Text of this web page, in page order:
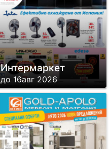
Интермаркет
до 16авг 2026